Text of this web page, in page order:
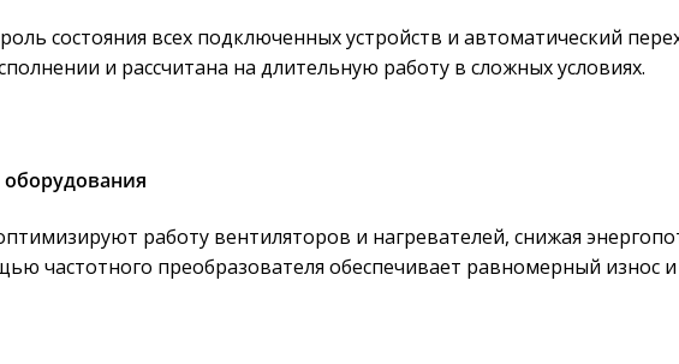
состояния всех подключенных устройств и автоматический
и рассчитана на длительную работу в сложных условиях.
работу вентиляторов и нагревателей, снижая
частотного преобразователя обеспечивает равномерный износ